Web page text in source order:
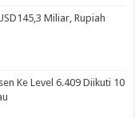
Miliar, Rupiah
Ke Level 6.409 Diikuti 10